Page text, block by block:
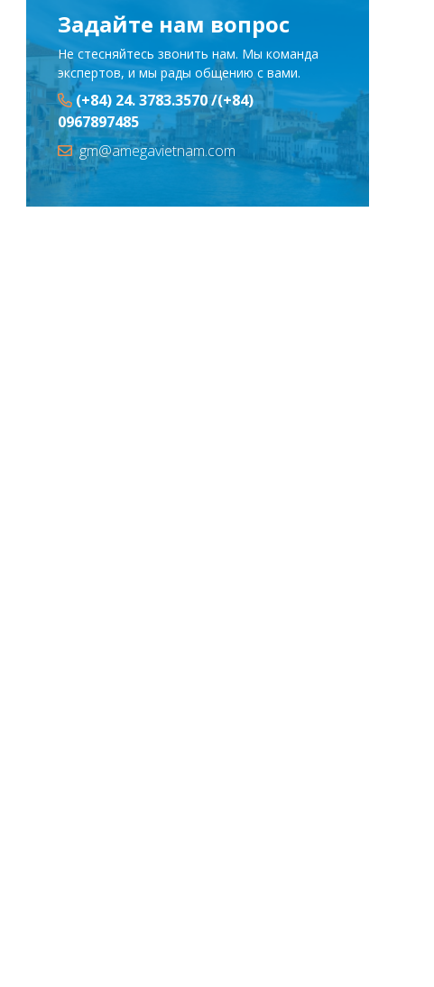
Задайте нам вопрос
Не стесняйтесь звонить нам. Мы команда
экспертов, и мы рады общению с вами.
(+84) 24. 3783.3570 /(+84)
0967897485
gm@amegavietnam.com